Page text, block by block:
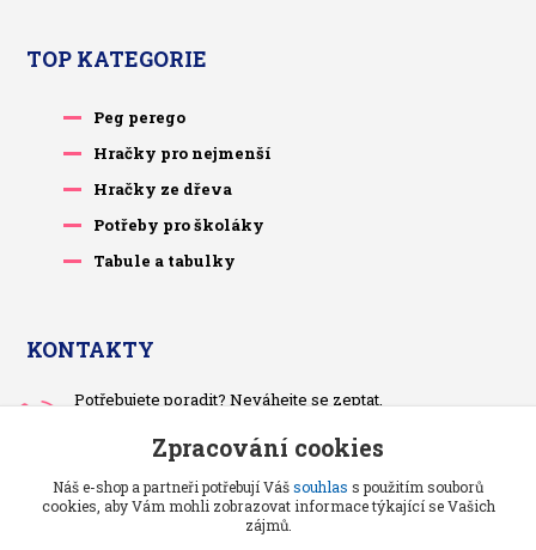
TOP KATEGORIE
Peg perego
Hračky pro nejmenší
Hračky ze dřeva
Potřeby pro školáky
Tabule a tabulky
KONTAKTY
Potřebujete poradit? Neváhejte se zeptat.
Po-čt, po 13 hodině
pietrasova.p@seznam.cz
Zpracování cookies
Náš e-shop a partneři potřebují Vášsouhlas s použitím souborů
cookies, aby Vám mohli zobrazovat informace týkající se Vašich
zájmů.